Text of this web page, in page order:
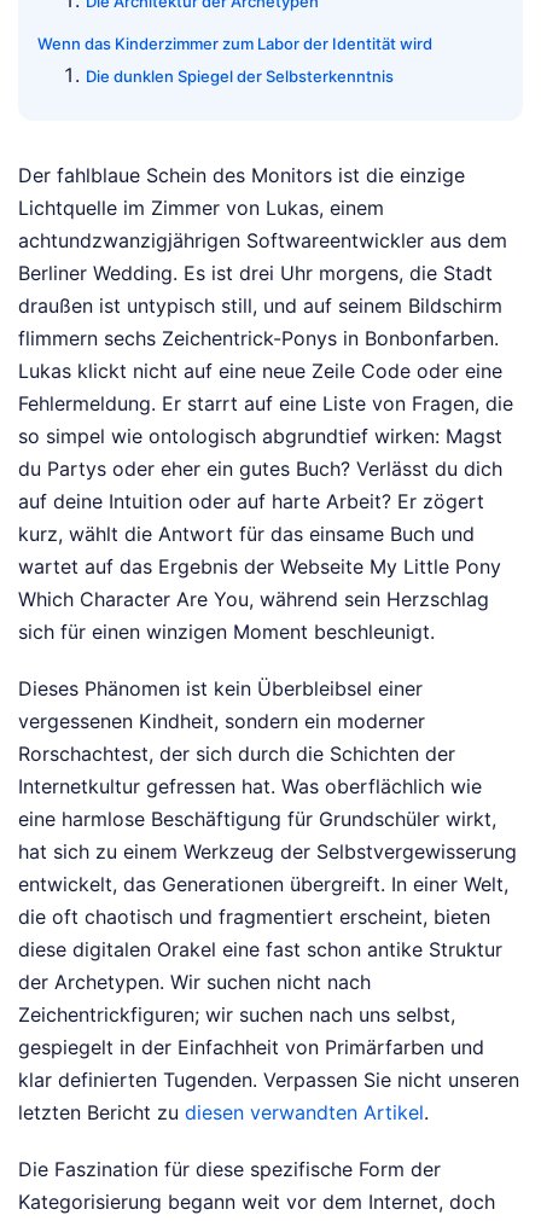
Wenn das Kinderzimmer zum Labor der Identität wird
Die dunklen Spiegel der Selbsterkenntnis
Der fahlblaue Schein des Monitors ist die einzige
Lichtquelle im Zimmer von Lukas, einem
achtundzwanzigjährigen Softwareentwickler aus dem
Berliner Wedding. Es ist drei Uhr morgens, die Stadt
draußen ist untypisch still, und auf seinem Bildschirm
flimmern sechs Zeichentrick-Ponys in Bonbonfarben.
Lukas klickt nicht auf eine neue Zeile Code oder eine
Fehlermeldung. Er starrt auf eine Liste von Fragen, die
so simpel wie ontologisch abgrundtief wirken: Magst
du Partys oder eher ein gutes Buch? Verlässt du dich
auf deine Intuition oder auf harte Arbeit? Er zögert
kurz, wählt die Antwort für das einsame Buch und
wartet auf das Ergebnis der Webseite My Little Pony
Which Character Are You, während sein Herzschlag
sich für einen winzigen Moment beschleunigt.
Dieses Phänomen ist kein Überbleibsel einer
vergessenen Kindheit, sondern ein moderner
Rorschachtest, der sich durch die Schichten der
Internetkultur gefressen hat. Was oberflächlich wie
eine harmlose Beschäftigung für Grundschüler wirkt,
hat sich zu einem Werkzeug der Selbstvergewisserung
entwickelt, das Generationen übergreift. In einer Welt,
die oft chaotisch und fragmentiert erscheint, bieten
diese digitalen Orakel eine fast schon antike Struktur
der Archetypen. Wir suchen nicht nach
Zeichentrickfiguren; wir suchen nach uns selbst,
gespiegelt in der Einfachheit von Primärfarben und
klar definierten Tugenden. Verpassen Sie nicht unseren
letzten Bericht zu diesen verwandten Artikel.
Die Faszination für diese spezifische Form der
Kategorisierung begann weit vor dem Internet, doch